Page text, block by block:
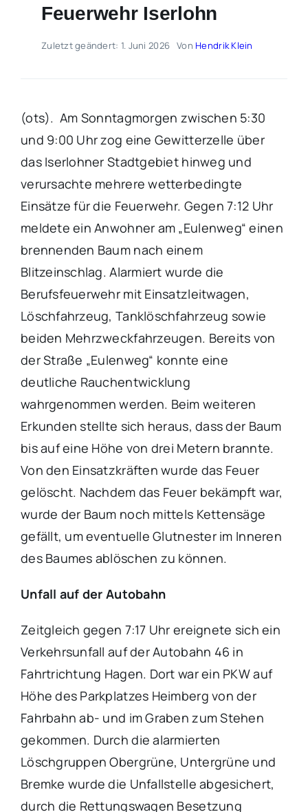
Feuerwehr Iserlohn
Zuletzt geändert: 1. Juni 2026 VonHendrik Klein
(ots). Am Sonntagmorgen zwischen 5:30
und 9:00 Uhr zog eine Gewitterzelle über
das Iserlohner Stadtgebiet hinweg und
verursachte mehrere wetterbedingte
Einsätze für die Feuerwehr. Gegen 7:12 Uhr
meldete ein Anwohner am „Eulenweg“ einen
brennenden Baum nach einem
Blitzeinschlag. Alarmiert wurde die
Berufsfeuerwehr mit Einsatzleitwagen,
Löschfahrzeug, Tanklöschfahrzeug sowie
beiden Mehrzweckfahrzeugen. Bereits von
der Straße „Eulenweg“ konnte eine
deutliche Rauchentwicklung
wahrgenommen werden. Beim weiteren
Erkunden stellte sich heraus, dass der Baum
bis auf eine Höhe von drei Metern brannte.
Von den Einsatzkräften wurde das Feuer
gelöscht. Nachdem das Feuer bekämpft war,
wurde der Baum noch mittels Kettensäge
gefällt, um eventuelle Glutnester im Inneren
des Baumes ablöschen zu können.
Unfall auf der Autobahn
Zeitgleich gegen 7:17 Uhr ereignete sich ein
Verkehrsunfall auf der Autobahn 46 in
Fahrtrichtung Hagen. Dort war ein PKW auf
Höhe des Parkplatzes Heimberg von der
Fahrbahn ab- und im Graben zum Stehen
gekommen. Durch die alarmierten
Löschgruppen Obergrüne, Untergrüne und
Bremke wurde die Unfallstelle abgesichert,
durch die Rettungswagen Besetzung